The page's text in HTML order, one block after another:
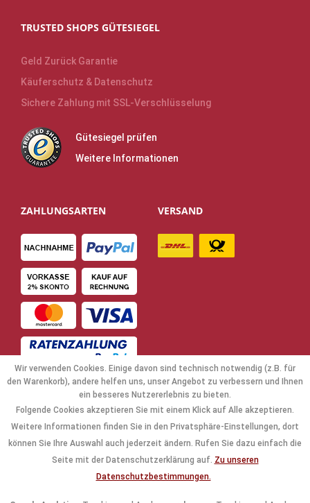
TRUSTED SHOPS GÜTESIEGEL
Geld Zurück Garantie
Käuferschutz & Datenschutz
Sichere Zahlung mit SSL-Verschlüsselung
Gütesiegel prüfen
Weitere Informationen
ZAHLUNGSARTEN VERSAND
NAVIGATION
Wir verwenden Cookies. Einige davon sind technisch notwendig (z.B. für
den Warenkorb), andere helfen uns, unser Angebot zu verbessern und Ihnen
ein besseres Nutzererlebnis zu bieten.
Folgende Cookies akzeptieren Sie mit einem Klick auf Alle akzeptieren.
Weitere Informationen finden Sie in den Privatsphäre-Einstellungen, dort
können Sie Ihre Auswahl auch jederzeit ändern. Rufen Sie dazu einfach die
Seite mit der Datenschutzerklärung auf. Zu unseren
Datenschutzbestimmungen.